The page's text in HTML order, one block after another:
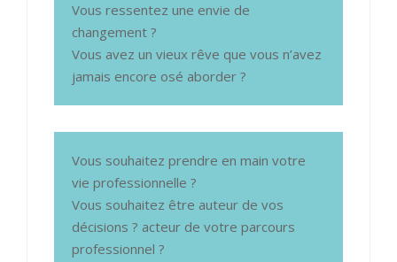
Vous ressentez une envie de
changement ?
Vous avez un vieux rêve que vous n’avez
jamais encore osé aborder ?
Vous souhaitez prendre en main votre
vie professionnelle ?
Vous souhaitez être auteur de vos
décisions ? acteur de votre parcours
professionnel ?